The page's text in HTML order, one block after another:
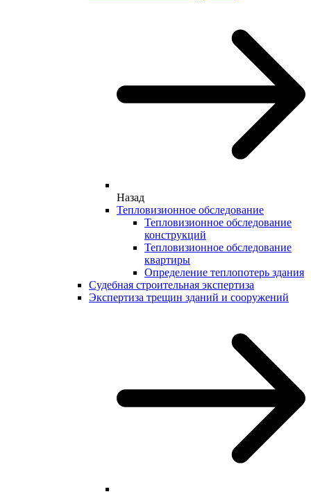
Назад
Тепловизионное обследование
Тепловизионное обследование
конструкций
Тепловизионное обследование
квартиры
Определение теплопотерь здания
Судебная строительная экспертиза
Экспертиза трещин зданий и сооружений